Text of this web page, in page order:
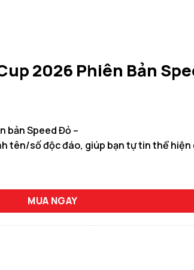
2026 Phiên Bản
bản Speed Đỏ –
số độc đáo, giúp bạn tự tin thể hiện
lượng
MUA NGAY